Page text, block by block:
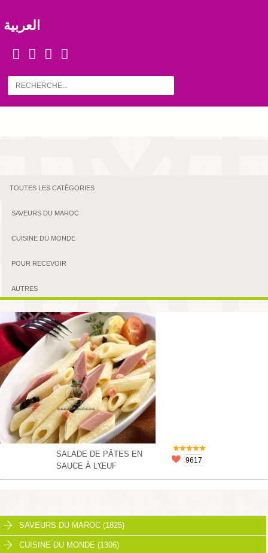
العربية
TOUTES LES CATÉGORIES
SAVEURS DU MAROC
CUISINE DU MONDE
POUR RECEVOIR
AUTRES
SALADE DE PÂTES EN
SAUCE À L'ŒUF
9617
SAVEURS DU MAROC (1825)
CUISINE DU MONDE (1306)